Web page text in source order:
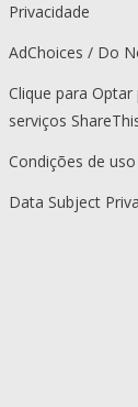
Privacidade
AdChoices / Do
Clique para
serviços
Condições de
Data Subject